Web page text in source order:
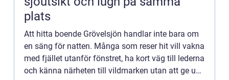
plats
Att hitta boende Grövelsjön handlar inte bara om
en säng för natten. Många som reser hit vill vakna
med fjället utanför fönstret, ha kort väg till lederna
och känna närheten till vildmarken utan att ge upp